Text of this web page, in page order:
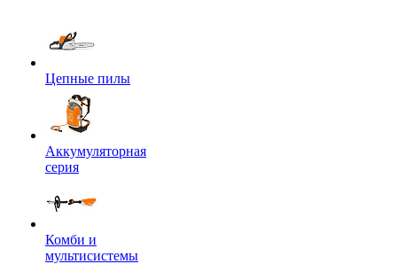
Цепные пилы
Аккумуляторная
серия
Комби и
мультисистемы